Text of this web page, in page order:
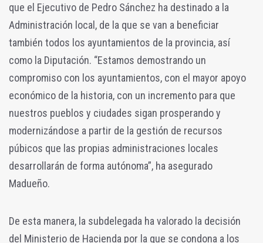
que el Ejecutivo de Pedro Sánchez ha destinado a la
Administración local, de la que se van a beneficiar
también todos los ayuntamientos de la provincia, así
como la Diputación. “Estamos demostrando un
compromiso con los ayuntamientos, con el mayor apoyo
económico de la historia, con un incremento para que
nuestros pueblos y ciudades sigan prosperando y
modernizándose a partir de la gestión de recursos
púbicos que las propias administraciones locales
desarrollarán de forma autónoma”, ha asegurado
Madueño.
De esta manera, la subdelegada ha valorado la decisión
del Ministerio de Hacienda por la que se condona a los